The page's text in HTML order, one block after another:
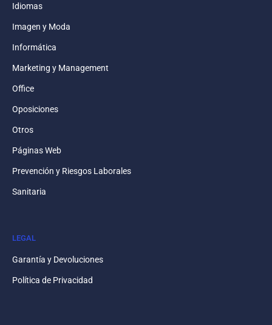
Idiomas
Imagen y Moda
Informática
Marketing y Management
Office
Oposiciones
Otros
Páginas Web
Prevención y Riesgos Laborales
Sanitaria
LEGAL
Garantía y Devoluciones
Política de Privacidad